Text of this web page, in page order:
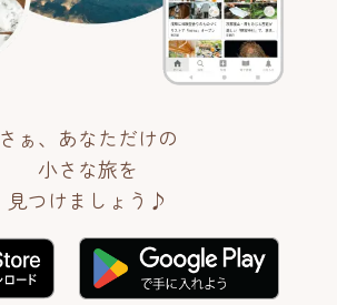
さぁ、あなただけの
小さな旅を
見つけましょう♪